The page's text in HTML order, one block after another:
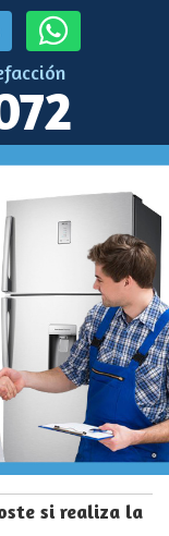
si realiza la